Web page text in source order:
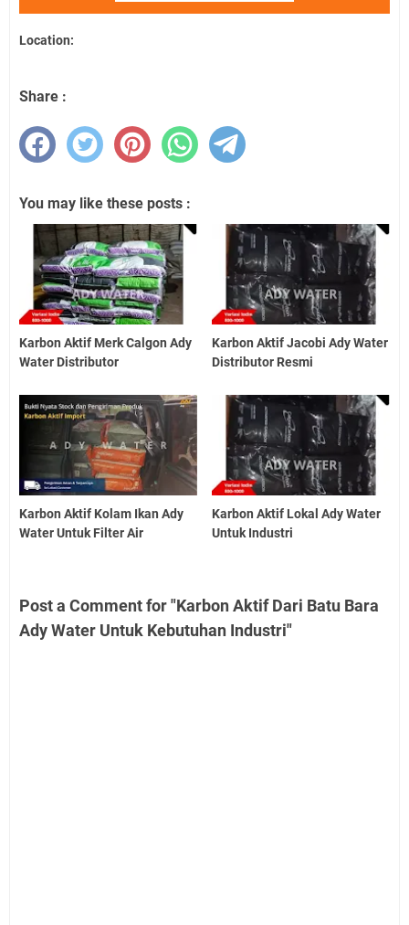
Location:
Share :
You may like these posts :
Karbon Aktif Merk Calgon Ady
Water Distributor
Karbon Aktif Jacobi Ady Water
Distributor Resmi
Karbon Aktif Kolam Ikan Ady
Water Untuk Filter Air
Karbon Aktif Lokal Ady Water
Untuk Industri
Post a Comment for "Karbon Aktif Dari Batu Bara
Ady Water Untuk Kebutuhan Industri"